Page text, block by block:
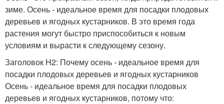
зиме. Осень - идеальное время для посадки плодовых
деревьев и ягодных кустарников. В это время года
растения могут быстро приспособиться к новым
условиям и вырасти к следующему сезону.
Заголовок H2: Почему осень - идеальное время для
посадки плодовых деревьев и ягодных кустарников
Осень - идеальное время для посадки плодовых
деревьев и ягодных кустарников, потому что: